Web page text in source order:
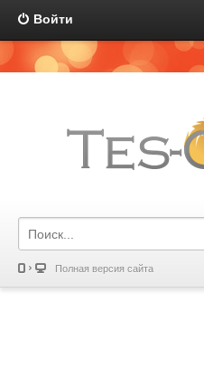
Войти
Полная версия сайта